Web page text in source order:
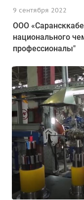
9 сентября 2022
ООО
национального
профессионалы"